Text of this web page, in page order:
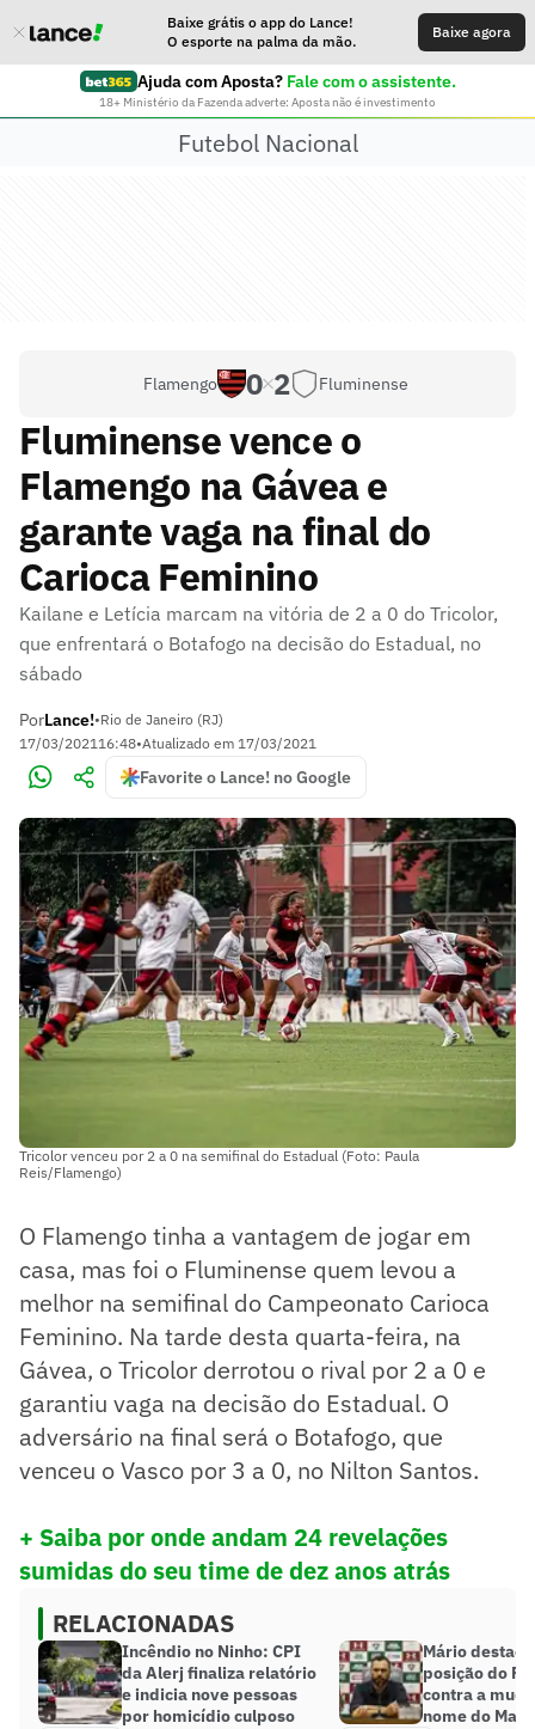
Baixe grátis o app do Lance!
O esporte na palma da mão.
Baixe agora
Ajuda com Aposta? Fale com o assistente.
18+ Ministério da Fazenda adverte: Aposta não é investimento
Futebol Nacional
Flamengo 0 2 Fluminense
Fluminense vence o
Flamengo na Gávea e
garante vaga na final do
Carioca Feminino
Kailane e Letícia marcam na vitória de 2 a 0 do Tricolor,
que enfrentará o Botafogo na decisão do Estadual, no
sábado
PorLance!•Rio de Janeiro (RJ)
17/03/202116:48•Atualizado em 17/03/2021
Favorite o Lance! no Google
Tricolor venceu por 2 a 0 na semifinal do Estadual (Foto: Paula
Reis/Flamengo)
O Flamengo tinha a vantagem de jogar em
casa, mas foi o Fluminense quem levou a
melhor na semifinal do Campeonato Carioca
Feminino. Na tarde desta quarta-feira, na
Gávea, o Tricolor derrotou o rival por 2 a 0 e
garantiu vaga na decisão do Estadual. O
adversário na final será o Botafogo, que
venceu o Vasco por 3 a 0, no Nilton Santos.
+ Saiba por onde andam 24 revelações
sumidas do seu time de dez anos atrás
RELACIONADAS
Incêndio no Ninho: CPI
da Alerj finaliza relatório
e indicia nove pessoas
por homicídio culposo
Mário
posição do
contra a
nome do